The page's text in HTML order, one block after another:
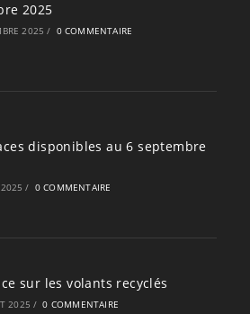
2025
2025 / 0 COMMENTAIRE
disponibles au 6 septembre
/ 0 COMMENTAIRE
sur les volants recyclés
2025 / 0 COMMENTAIRE